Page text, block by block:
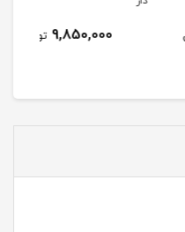
9,850,000 تومان